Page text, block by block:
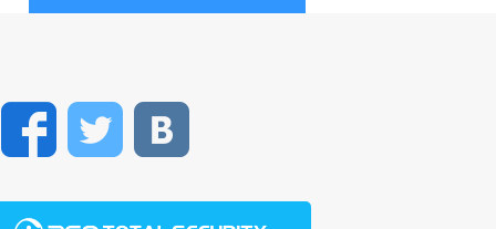
FacebookTwitter